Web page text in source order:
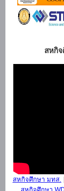
สหกิ
สหกิจศึกษา มทส.